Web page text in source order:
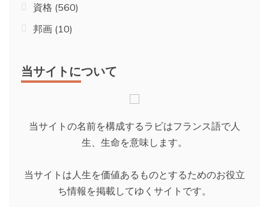
資格 (560)
邦画 (10)
当サイトについて
当サイトの名前を構成するラビはフランス語で人
生、生命を意味します。
当サイトは人生を価値あるものとするためのお役立
ち情報を掲載してゆくサイトです。